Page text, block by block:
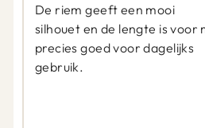
De riem geeft een mooi
silhouet en de lengte is voor
precies goed voor dagelijks
gebruik.